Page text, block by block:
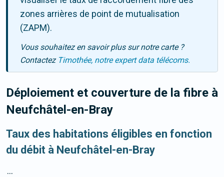
zones arrières de point de mutualisation
(ZAPM).
Vous souhaitez en savoir plus sur notre carte ?
Contactez Timothée, notre expert data télécoms.
Déploiement et couverture de la fibre à
Neufchâtel-en-Bray
Taux des habitations éligibles en fonction
du débit à Neufchâtel-en-Bray
...